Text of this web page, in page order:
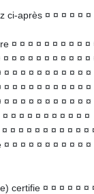
ci-après ¤ ¤ ¤ ¤ ¤
¤ ¤ ¤ ¤ ¤ ¤ ¤ ¤ ¤
¤ ¤ ¤ ¤ ¤ ¤ ¤ ¤ ¤ ¤
¤ ¤ ¤ ¤ ¤ ¤ ¤ ¤ ¤ ¤ ¤
¤ ¤ ¤ ¤ ¤ ¤ ¤ ¤ ¤ ¤
¤ ¤ ¤ ¤ ¤ ¤ ¤ ¤ ¤ ¤
¤ ¤ ¤ ¤ ¤ ¤ ¤ ¤ ¤ ¤
¤ ¤ ¤ ¤ ¤ ¤ ¤ ¤ ¤ ¤
¤ ¤ ¤ ¤ ¤ ¤ ¤ ¤ ¤ ¤
certifie ¤ ¤ ¤ ¤ ¤